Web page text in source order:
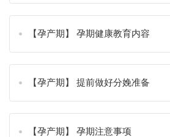
【孕产期】 孕期健康教育内容
【孕产期】 提前做好分娩准备
【孕产期】 孕期注意事项